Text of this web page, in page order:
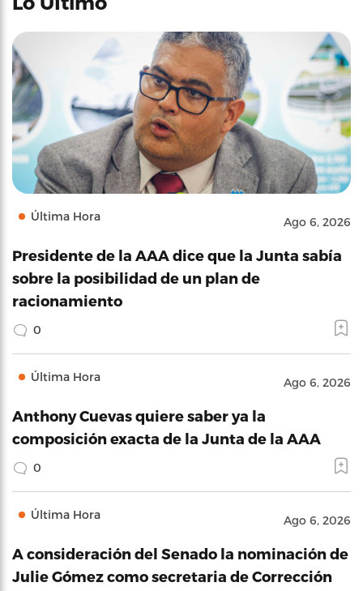
Última Hora Ago 6, 2026
Presidente de la AAA dice que la Junta sabía
sobre la posibilidad de un plan de
racionamiento
0
Última Hora Ago 6, 2026
Anthony Cuevas quiere saber ya la
composición exacta de la Junta de la AAA
0
Última Hora Ago 6, 2026
A consideración del Senado la nominación de
Julie Gómez como secretaria de Corrección